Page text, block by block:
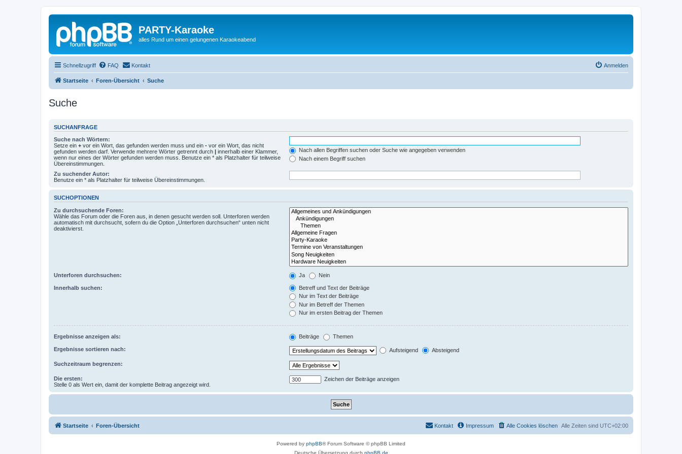
PARTY-Karaoke
alles Rund um einen gelungenen Karaokeabend
Schnellzugriff FAQ Kontakt Anmelden
Startseite Foren-Übersicht Suche
Suche
SUCHANFRAGE
Suche nach Wörtern:
Setze ein + vor ein Wort, das gefunden werden muss und ein - vor ein Wort, das nicht
gefunden werden darf. Verwende mehrere Wörter getrennt durch | innerhalb einer Klammer,
wenn nur eines der Wörter gefunden werden muss. Benutze ein * als Platzhalter für teilweise
Übereinstimmungen.
Nach allen Begriffen suchen oder Suche wie angegeben verwenden
Nach einem Begriff suchen
Zu suchender Autor:
Benutze ein * als Platzhalter für teilweise Übereinstimmungen.
SUCHOPTIONEN
Zu durchsuchende Foren:
Wähle das Forum oder die Foren aus, in denen gesucht werden soll. Unterforen werden
automatisch mit durchsucht, sofern du die Option „Unterforen durchsuchen“ unten nicht
deaktivierst.
Unterforen durchsuchen: Ja Nein
Innerhalb suchen:
Betreff und Text der Beiträge
Nur im Text der Beiträge
Nur im Betreff der Themen
Nur im ersten Beitrag der Themen
Ergebnisse anzeigen als: Beiträge Themen
Ergebnisse sortieren nach: Aufsteigend Absteigend
Suchzeitraum begrenzen:
Die ersten:
Stelle 0 als Wert ein, damit der komplette Beitrag angezeigt wird.
Zeichen der Beiträge anzeigen
Startseite Foren-Übersicht Alle Zeiten sind UTC+02:00
Alle Cookies löschen
Impressum
Kontakt
Powered by phpBB® Forum Software © phpBB Limited
Deutsche Übersetzung durch phpBB.de